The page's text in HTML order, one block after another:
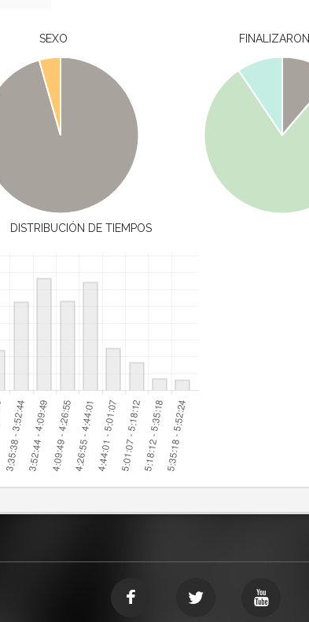
SEXO FINALIZARON
DISTRIBUCIÓN DE TIEMPOS